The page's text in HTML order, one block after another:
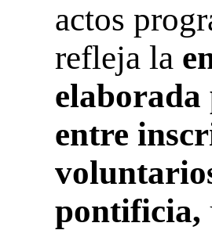
actos
refleja la
entre
pontificia,